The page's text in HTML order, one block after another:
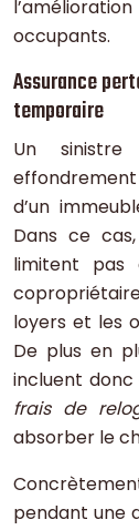
occupants.
Assurance
temporaire
Un sinistre
d’un
Dans ce
limitent pas
loyers et les
De plus en
incluent
frais de
absorber le
pendant une